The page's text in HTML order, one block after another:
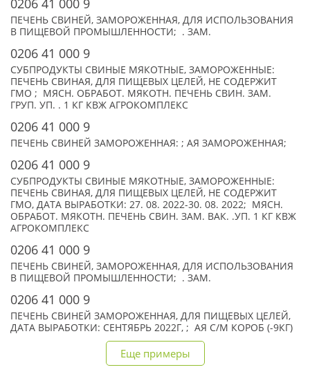
0206 41 000 9
ПЕЧЕНЬ СВИНЕЙ, ЗАМОРОЖЕННАЯ, ДЛЯ ИСПОЛЬЗОВАНИЯ
В ПИЩЕВОЙ ПРОМЫШЛЕННОСТИ; . ЗАМ.
0206 41 000 9
СУБПРОДУКТЫ СВИНЫЕ МЯКОТНЫЕ, ЗАМОРОЖЕННЫЕ:
ПЕЧЕНЬ СВИНАЯ, ДЛЯ ПИЩЕВЫХ ЦЕЛЕЙ, НЕ СОДЕРЖИТ
ГМО ; МЯСН. ОБРАБОТ. МЯКОТН. ПЕЧЕНЬ СВИН. ЗАМ.
ГРУП. УП. . 1 КГ КВЖ АГРОКОМПЛЕКС
0206 41 000 9
ПЕЧЕНЬ СВИНЕЙ ЗАМОРОЖЕННАЯ: ; АЯ ЗАМОРОЖЕННАЯ;
0206 41 000 9
СУБПРОДУКТЫ СВИНЫЕ МЯКОТНЫЕ, ЗАМОРОЖЕННЫЕ:
ПЕЧЕНЬ СВИНАЯ, ДЛЯ ПИЩЕВЫХ ЦЕЛЕЙ, НЕ СОДЕРЖИТ
ГМО, ДАТА ВЫРАБОТКИ: 27. 08. 2022-30. 08. 2022; МЯСН.
ОБРАБОТ. МЯКОТН. ПЕЧЕНЬ СВИН. ЗАМ. ВАК. .УП. 1 КГ КВЖ
АГРОКОМПЛЕКС
0206 41 000 9
ПЕЧЕНЬ СВИНЕЙ, ЗАМОРОЖЕННАЯ, ДЛЯ ИСПОЛЬЗОВАНИЯ
В ПИЩЕВОЙ ПРОМЫШЛЕННОСТИ; . ЗАМ.
0206 41 000 9
ПЕЧЕНЬ СВИНЕЙ ЗАМОРОЖЕННАЯ, ДЛЯ ПИЩЕВЫХ ЦЕЛЕЙ,
ДАТА ВЫРАБОТКИ: СЕНТЯБРЬ 2022Г, ; АЯ С/М КОРОБ (-9КГ)
Еще примеры